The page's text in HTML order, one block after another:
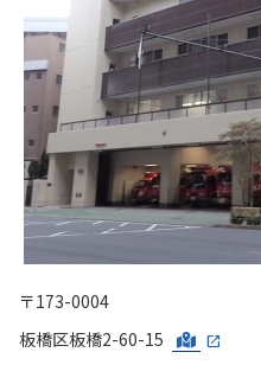
〒173-0004
板橋区板橋2-60-15